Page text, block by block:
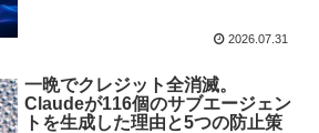
2026.07.31
一晩でクレジット全消滅。
Claudeが116個のサブエージェン
トを生成した理由と5つの防止策